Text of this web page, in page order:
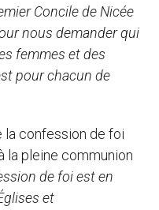
Concile de Nicée
nous demander qui
femmes et des
pour chacun de
la confession de foi
la pleine communion
de foi est en
et